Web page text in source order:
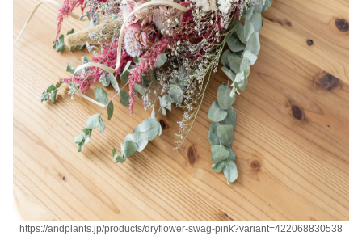
https://andplants.jp/products/dryflower-swag-pink?variant=422068830538